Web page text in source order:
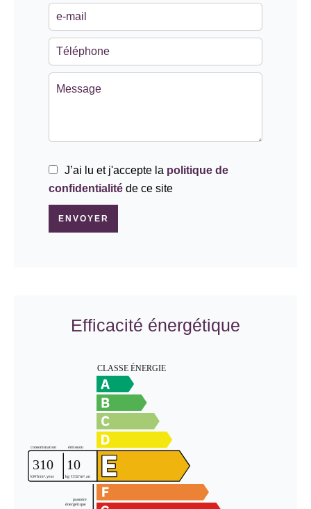
J’ai lu et j'accepte la politique de
confidentialité de ce site
ENVOYER
Efficacité énergétique